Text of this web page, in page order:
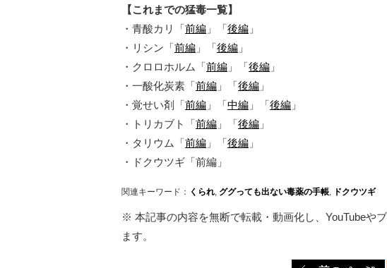
【これまでの猛毒一覧】
・青酸カリ「前編 」「後編 」
・リシン「前編 」「後編 」
・クロロホルム「前編 」「後編 」
・一酸化炭素「前編 」「後編 」
・覚せい剤「前編 」「中編 」「後編 」
・トリカブト「前編 」「後編 」
・タリウム「前編 」「後編 」
・ドクウツギ「前編」
関連キーワード： くられ, ググっても出ない毒薬の手帳, ドクウツギ
※ 本記事の内容を無断で転載・動画化し、YouTubeや
ます。